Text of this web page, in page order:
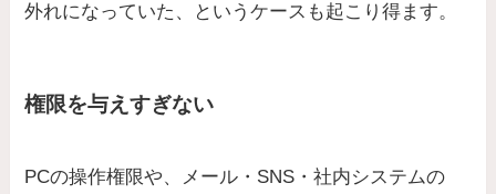
外れになっていた、というケースも起こり得ます。
権限を与えすぎない
PCの操作権限や、メール・SNS・社内システムの